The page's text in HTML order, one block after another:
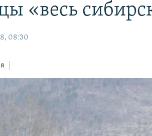
«весь
08:30